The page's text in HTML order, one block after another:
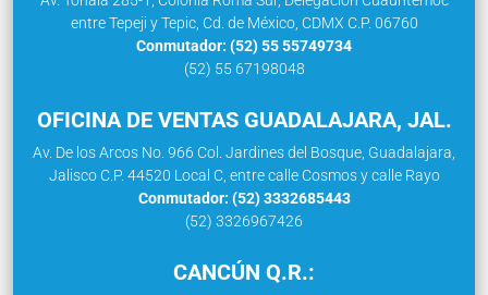
entre Tepeji y Tepic, Cd. de México, CDMX C.P. 06760
Conmutador: (52) 55 55749734
(52) 55 67198048
OFICINA DE VENTAS GUADALAJARA, JAL.
Av. De los Arcos No. 966 Col. Jardines del Bosque, Guadalajara,
Jalisco C.P. 44520 Local C, entre calle Cosmos y calle Rayo
Conmutador: (52) 3332685443
(52) 3326967426
CANCÚN Q.R.: